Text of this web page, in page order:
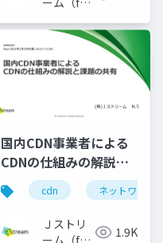
国内CDN事業者による
CDNの仕組みの解説と
課題の共有
cdn ネットワーク
Ｊストリ
1.9K